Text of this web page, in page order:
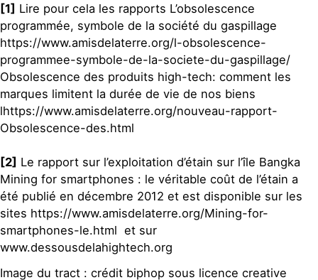
[1] Lire pour cela les rapports L’obsolescence
programmée, symbole de la société du gaspillage
https://www.amisdelaterre.org/l-obsolescence-
programmee-symbole-de-la-societe-du-gaspillage/
Obsolescence des produits high-tech: comment les
marques limitent la durée de vie de nos biens
lhttps://www.amisdelaterre.org/nouveau-rapport-
Obsolescence-des.html
[2] Le rapport sur l’exploitation d’étain sur l’île Bangka
Mining for smartphones : le véritable coût de l’étain a
été publié en décembre 2012 et est disponible sur les
sites https://www.amisdelaterre.org/Mining-for-
smartphones-le.html et sur
www.dessousdelahightech.org
Image du tract : crédit biphop sous licence creative